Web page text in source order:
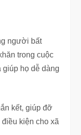
người bất
trong cuộc
giúp họ dễ dàng
kết, giúp đỡ
kiện cho xã